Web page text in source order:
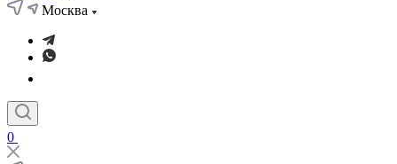
Москва
0